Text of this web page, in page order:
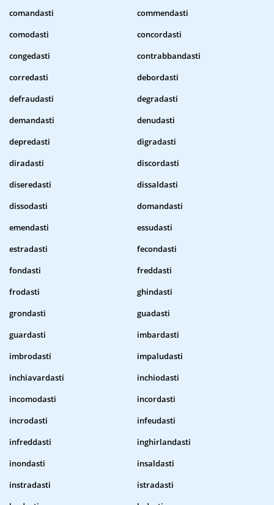
comandasti
commendasti
comodasti
concordasti
congedasti
contrabbandasti
corredasti
debordasti
defraudasti
degradasti
demandasti
denudasti
depredasti
digradasti
diradasti
discordasti
diseredasti
dissaldasti
dissodasti
domandasti
emendasti
essudasti
estradasti
fecondasti
fondasti
freddasti
frodasti
ghindasti
grondasti
guadasti
guardasti
imbardasti
imbrodasti
impaludasti
inchiavardasti
inchiodasti
incomodasti
incordasti
incrodasti
infeudasti
infreddasti
inghirlandasti
inondasti
insaldasti
instradasti
istradasti